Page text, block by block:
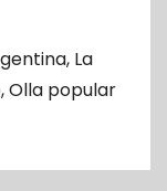
, La
,Olla popular